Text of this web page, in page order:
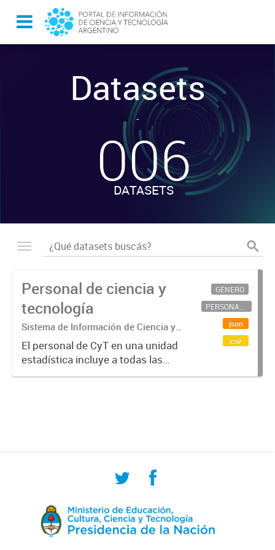
Datasets
-
006
DATASETS
Personal de ciencia y
tecnología
Sistema de Información de Ciencia y
Tecnología Argentino (SICYTAR)
El personal de CyT en una unidad
estadística incluye a todas las
personas involucradas
GÉNERO
PERSONAL CIENTÍFICO-TECNOLÓGICO
json
csv